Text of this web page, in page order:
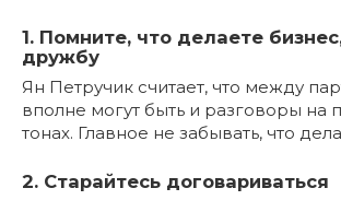
1. Помните, что делаете
дружбу
Ян Петручик считает, что между
вполне могут быть и разговоры
тонах. Главное не забывать, что
2. Старайтесь договариваться